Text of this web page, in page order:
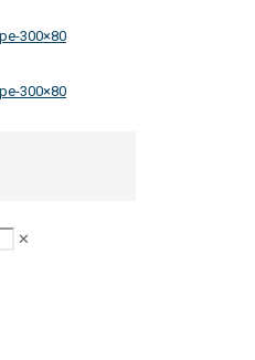
✕